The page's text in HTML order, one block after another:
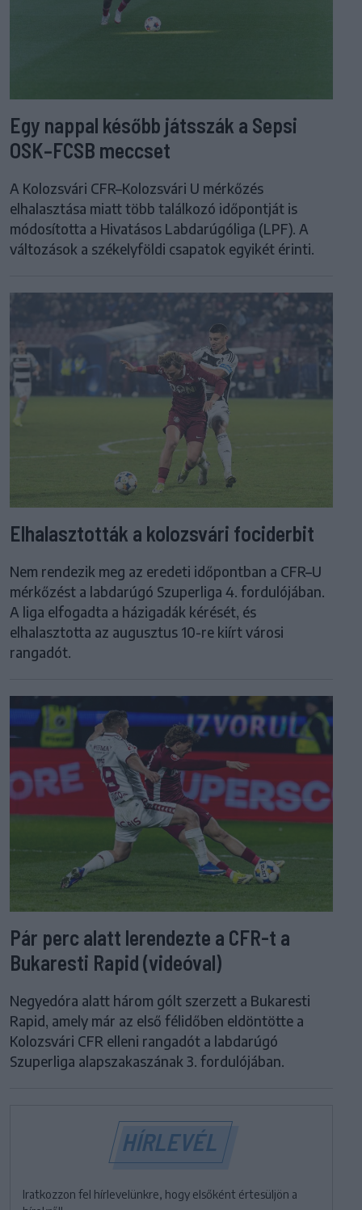
Egy nappal később játsszák a Sepsi
OSK–FCSB meccset
A Kolozsvári CFR–Kolozsvári U mérkőzés
elhalasztása miatt több találkozó időpontját is
módosította a Hivatásos Labdarúgóliga (LPF). A
változások a székelyföldi csapatok egyikét érinti.
Elhalasztották a kolozsvári fociderbit
Nem rendezik meg az eredeti időpontban a CFR–U
mérkőzést a labdarúgó Szuperliga 4. fordulójában.
A liga elfogadta a házigadák kérését, és
elhalasztotta az augusztus 10-re kiírt városi
rangadót.
Pár perc alatt lerendezte a CFR-t a
Bukaresti Rapid (videóval)
Negyedóra alatt három gólt szerzett a Bukaresti
Rapid, amely már az első félidőben eldöntötte a
Kolozsvári CFR elleni rangadót a labdarúgó
Szuperliga alapszakaszának 3. fordulójában.
HÍRLEVÉL
Iratkozzon fel hírlevelünkre, hogy elsőként értesüljön a